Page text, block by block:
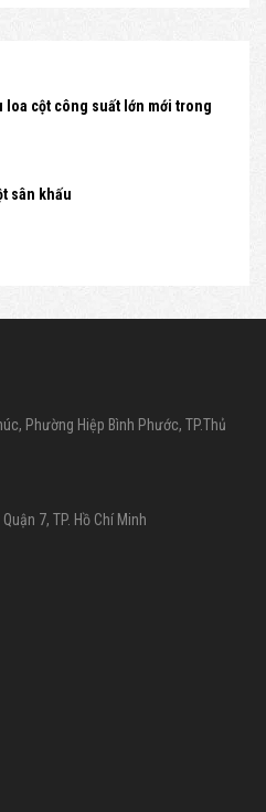
Cách sắp xếp này tạo ra một
nghe ở gần cũng dễ chịu mà
điều mà nhiều khách hàng, đặc
hay khách sạn rất thích, vì
cạnh loa bị “đập thẳng” âm
xa thì lại nghe mờ.
gàng linh động trong việc
chuyển
cột JBL lại ghi điểm ở sự gọn
hay bên hông kệ tivi, chiếc
thất mà không làm rối phòng.
được săn đón mạnh
chọn loa cột JBL không chỉ
cách mà chiếc loa “phục vụ”
loa cột công suất lớn mới trong
sân khấu
Phường Hiệp Bình Phước, TP.Thủ
7, TP. Hồ Chí Minh